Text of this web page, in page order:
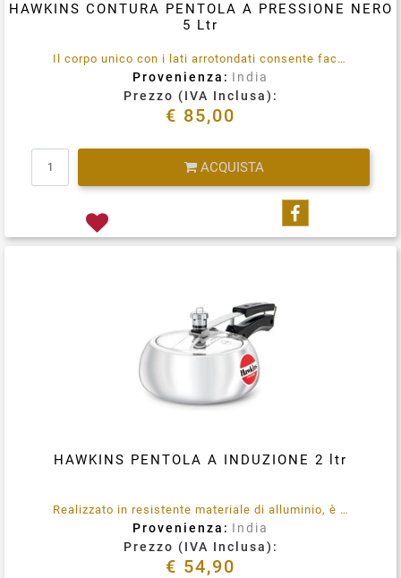
HAWKINS CONTURA PENTOLA A PRESSIONE NERO
5 Ltr
Il corpo unico con i lati arrotondati consente facilmente mescolare del cibo, una migliore visibilità e una facile rimozione del cibo. Anodizzato duro.
Provenienza: India
Prezzo (IVA Inclusa):
€ 85,00
ACQUISTA
Condividi su
HAWKINS PENTOLA A INDUZIONE 2 ltr
Realizzato in resistente materiale di alluminio, è robusto ed è compatibile con i fornelli a induzione. Ha una capacità di 2 litri ed è adatto a cucinare per 2-3 persone.
Provenienza: India
Prezzo (IVA Inclusa):
€ 54,90